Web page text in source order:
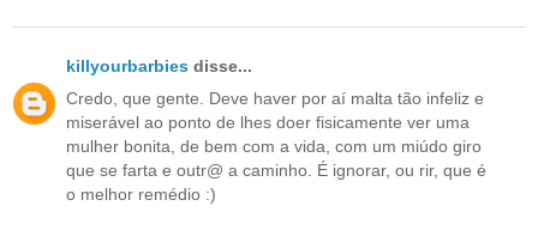
killyourbarbies disse...
Credo, que gente. Deve haver por aí malta tão infeliz e
miserável ao ponto de lhes doer fisicamente ver uma
mulher bonita, de bem com a vida, com um miúdo giro
que se farta e outr@ a caminho. É ignorar, ou rir, que é
o melhor remédio :)